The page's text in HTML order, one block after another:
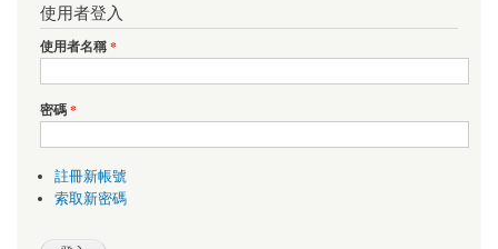
使用者登入
使用者名稱*
密碼*
註冊新帳號
索取新密碼